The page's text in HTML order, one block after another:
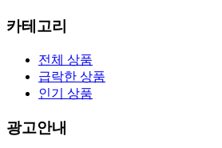
카테고리
전체 상품
급락한 상품
인기 상품
광고안내